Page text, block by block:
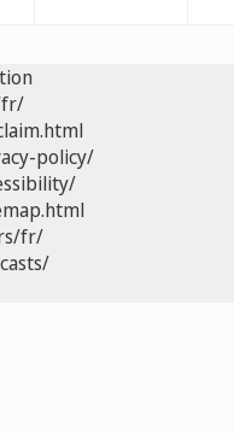
fr/
policy/
fr/